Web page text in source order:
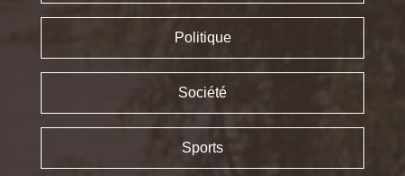
Politique
Société
Sports